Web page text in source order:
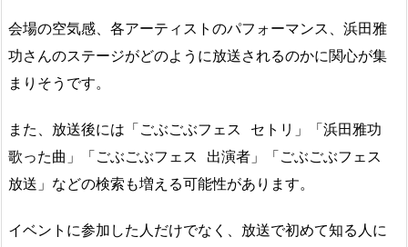
会場の空気感、各アーティストのパフォーマンス、浜田雅
功さんのステージがどのように放送されるのかに関心が集
まりそうです。
また、放送後には「ごぶごぶフェス セトリ」「浜田雅功
歌った曲」「ごぶごぶフェス 出演者」「ごぶごぶフェス
放送」などの検索も増える可能性があります。
イベントに参加した人だけでなく、放送で初めて知る人に